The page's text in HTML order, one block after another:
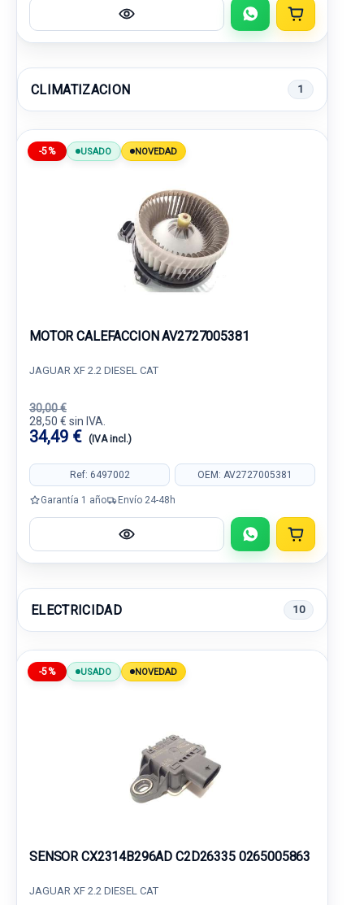
CLIMATIZACION 1
-5% USADO NOVEDAD
MOTOR CALEFACCION AV2727005381
JAGUAR XF 2.2 DIESEL CAT
30,00 €
28,50 € sin IVA.
34,49 € (IVA incl.)
Ref: 6497002 OEM: AV2727005381
Garantía 1 año Envío 24-48h
ELECTRICIDAD 10
-5% USADO NOVEDAD
SENSOR CX2314B296AD C2D26335 0265005863
JAGUAR XF 2.2 DIESEL CAT